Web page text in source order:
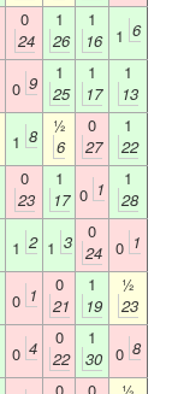
0
24
1
26
1
16
1 6
0 9
1
25
1
17
1
13
1 8
½
6
0
27
1
22
0
23
1
17 0 1
1
28
1 2 1 3
0
24 0 1
0 1
0
21
1
19
½
23
0 4
0
22
1
30 0 8